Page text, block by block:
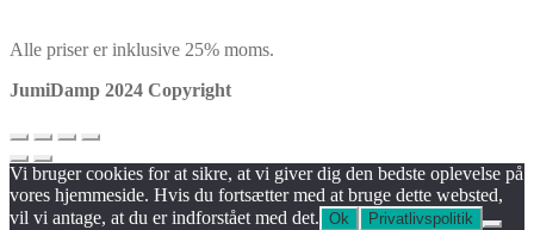
Alle priser er inklusive 25% moms.
JumiDamp 2024 Copyright
Vi bruger cookies for at sikre, at vi giver dig den bedste oplevelse på
vores hjemmeside. Hvis du fortsætter med at bruge dette websted,
vil vi antage, at du er indforstået med det. Ok Privatlivspolitik